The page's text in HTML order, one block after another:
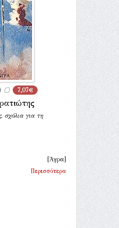
7,07€
σχόλια για τη
[Άγρα]
Περισσότερα